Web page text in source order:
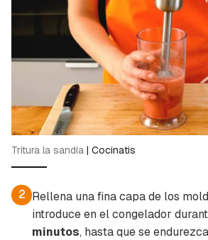
Tritura la sandía | Cocinatis
2 Rellena una fina capa de los
introduce en el congelador
minutos, hasta que se